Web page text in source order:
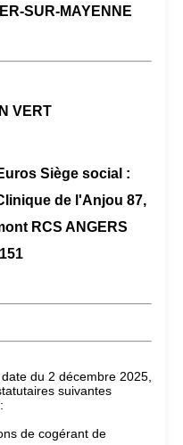
SUR-MAYENNE
VERT
Siège social :
de l'Anjou 87,
RCS ANGERS
du 2 décembre 2025,
suivantes
de cogérant de